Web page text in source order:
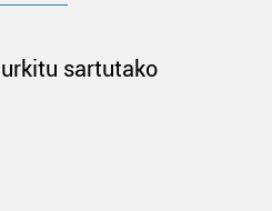
sartutako